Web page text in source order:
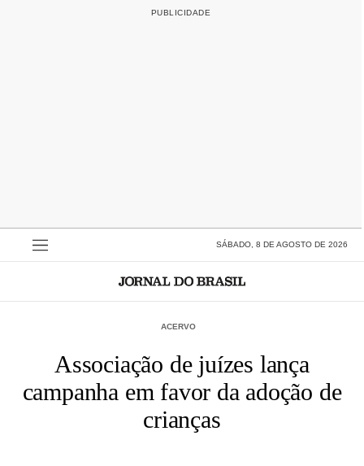
SÁBADO, 8 DE AGOSTO DE 2026
ACERVO
Associação de juízes lança
campanha em favor da adoção de
crianças